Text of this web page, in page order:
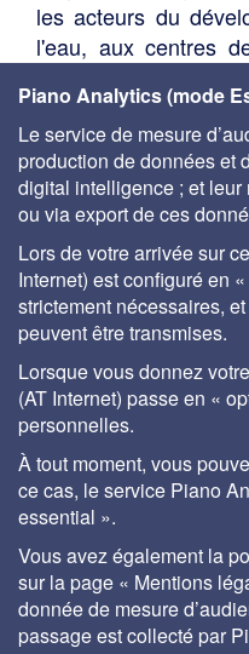
les acteurs du
l'eau, aux centres
de gestion des eaux,
Piano Analytics (mode
Le service de mesure
production de données et
digital intelligence ; et
ou via export de ces
Lors de votre arrivée sur
Internet) est configuré en
strictement nécessaires,
peuvent être transmises.
Lorsque vous donnez
(AT Internet) passe en «
personnelles.
À tout moment, vous
ce cas, le service Piano
essential ».
Vous avez également la
sur la page « Mentions
donnée de mesure
passage est collecté par